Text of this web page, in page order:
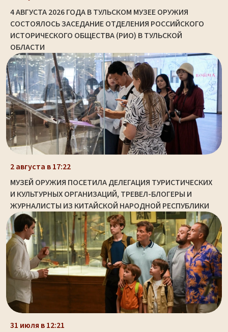
4 АВГУСТА 2026 ГОДА В ТУЛЬСКОМ МУЗЕЕ ОРУЖИЯ
СОСТОЯЛОСЬ ЗАСЕДАНИЕ ОТДЕЛЕНИЯ РОССИЙСКОГО
ИСТОРИЧЕСКОГО ОБЩЕСТВА (РИО) В ТУЛЬСКОЙ
ОБЛАСТИ
2 августа в 17:22
МУЗЕЙ ОРУЖИЯ ПОСЕТИЛА ДЕЛЕГАЦИЯ ТУРИСТИЧЕСКИХ
И КУЛЬТУРНЫХ ОРГАНИЗАЦИЙ, ТРЕВЕЛ-БЛОГЕРЫ И
ЖУРНАЛИСТЫ ИЗ КИТАЙСКОЙ НАРОДНОЙ РЕСПУБЛИКИ
31 июля в 12:21